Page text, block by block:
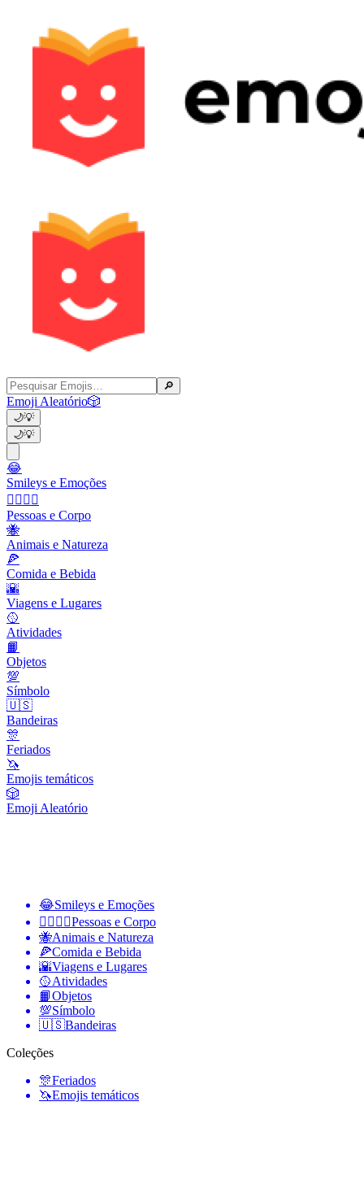
🔎
Emoji Aleatório🎲
🌙💡
🌙💡
😂
Smileys e Emoções
👩‍❤️‍💋‍👨
Pessoas e Corpo
🐝
Animais e Natureza
🍕
Comida e Bebida
🌇
Viagens e Lugares
🥎
Atividades
📙
Objetos
💯
Símbolo
🇺🇸
Bandeiras
🎊
Feriados
🦄
Emojis temáticos
🎲
Emoji Aleatório
😂Smileys e Emoções
👩‍❤️‍💋‍👨Pessoas e Corpo
🐝Animais e Natureza
🍕Comida e Bebida
🌇Viagens e Lugares
🥎Atividades
📙Objetos
💯Símbolo
🇺🇸Bandeiras
Coleções
🎊Feriados
🦄Emojis temáticos